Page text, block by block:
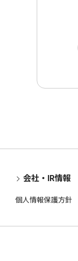
会社・IR情報
個人情報保護方針